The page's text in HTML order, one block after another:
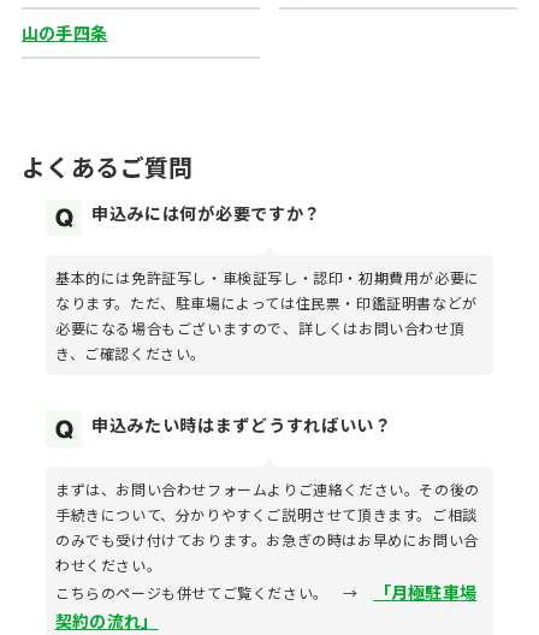
山の手四条
よくあるご質問
申込みには何が必要ですか？
基本的には免許証写し・車検証写し・認印・初期費用が必要に
なります。ただ、駐車場によっては住民票・印鑑証明書などが
必要になる場合もございますので、詳しくはお問い合わせ頂
き、ご確認ください。
申込みたい時はまずどうすればいい？
まずは、お問い合わせフォームよりご連絡ください。その後の
手続きについて、分かりやすくご説明させて頂きます。ご相談
のみでも受け付けております。お急ぎの時はお早めにお問い合
わせください。
こちらのページも併せてご覧ください。 →
「月極駐車場
契約の流れ」